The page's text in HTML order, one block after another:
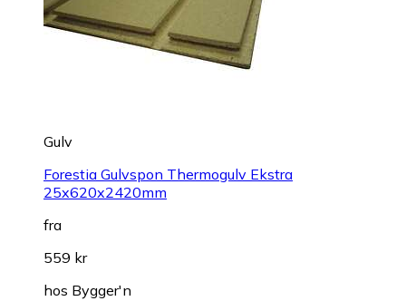
Gulv
Forestia Gulvspon Thermogulv Ekstra
25x620x2420mm
fra
559 kr
hos Bygger'n